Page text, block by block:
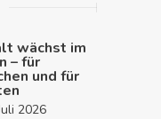
wächst im
– für
und für
2026